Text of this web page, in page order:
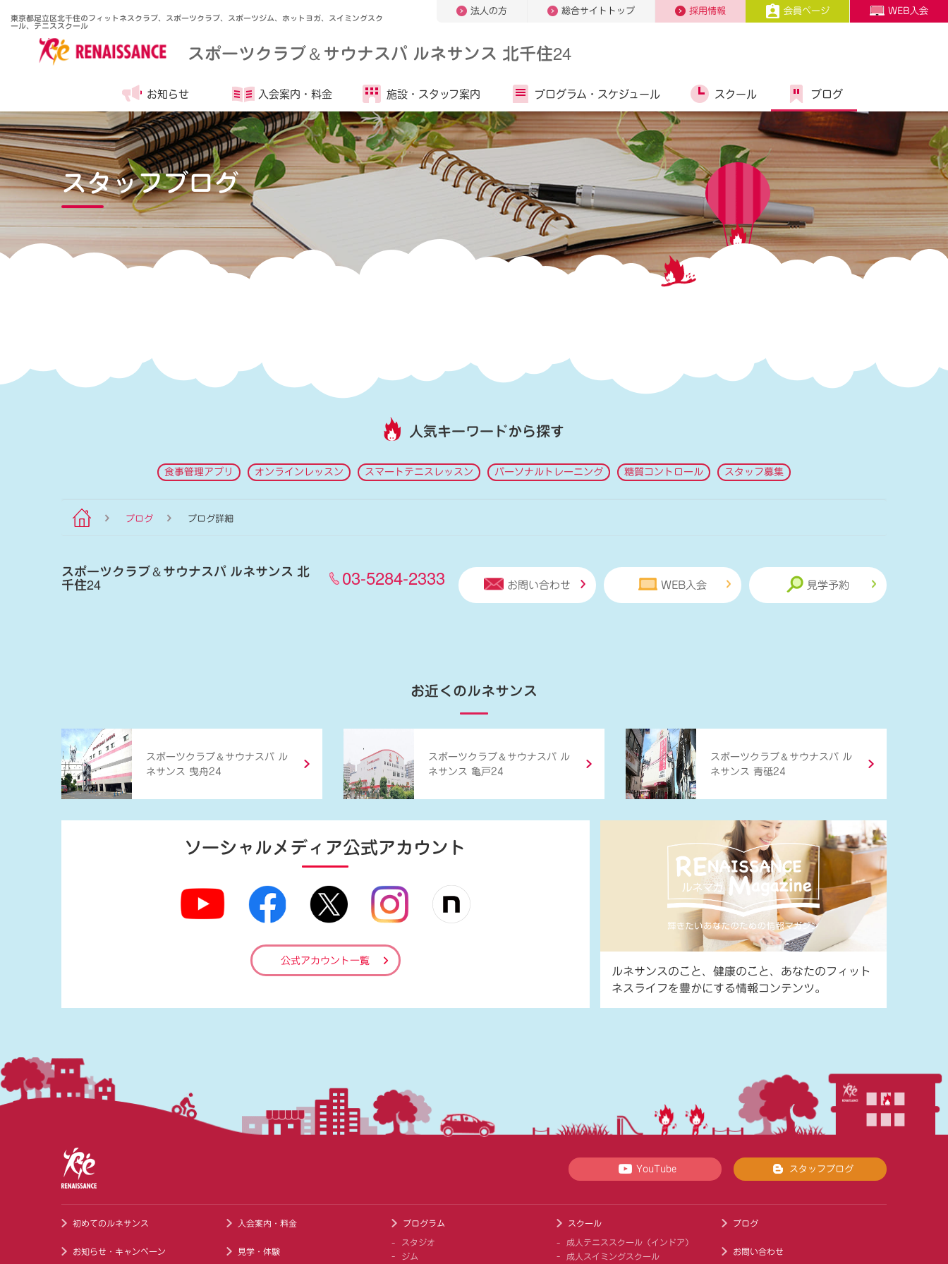
東京都足立区北千住のフィットネスクラブ、スポーツクラブ、スポーツジム、ホットヨガ、スイミングスク
ール、テニススクール
法人の方 総合サイトトップ 採用情報 会員ページ WEB入会
スポーツクラブ＆サウナスパ ルネサンス 北千住24
お知らせ 入会案内・ 料金 施設・ スタッフ案内 プログラム・ スケジュール スクール ブログ
スタッフブログ
人気キーワードから探す
食事管理アプリ オンラインレッスン スマートテニスレッスン パーソナルトレーニング 糖質コントロール スタッフ募集
ブログ ブログ詳細
スポーツクラブ＆サウナスパ ルネサンス 北
千住24 03-5284-2333 お問い合わせ WEB入会 見学予約
お近くのルネサンス
スポーツクラブ ＆ サウナスパ ル
ネサンス 曳舟24
スポーツクラブ ＆ サウナスパ ル
ネサンス 亀戸24
スポーツクラブ ＆ サウナスパ ル
ネサンス 青砥24
ソーシャルメディア公式アカウント
公式アカウント一覧
ルネサンスのこと、健康のこと、あなたのフィット
ネスライフを豊かにする情報コンテンツ。
YouTube スタッフブログ
初めてのルネサンス
お知らせ・キャンペーン
入会案内・料金
見学・体験
プログラム
スタジオ
ジム
スクール
成人テニススクール（インドア）
成人スイミングスクール
ブログ
お問い合わせ